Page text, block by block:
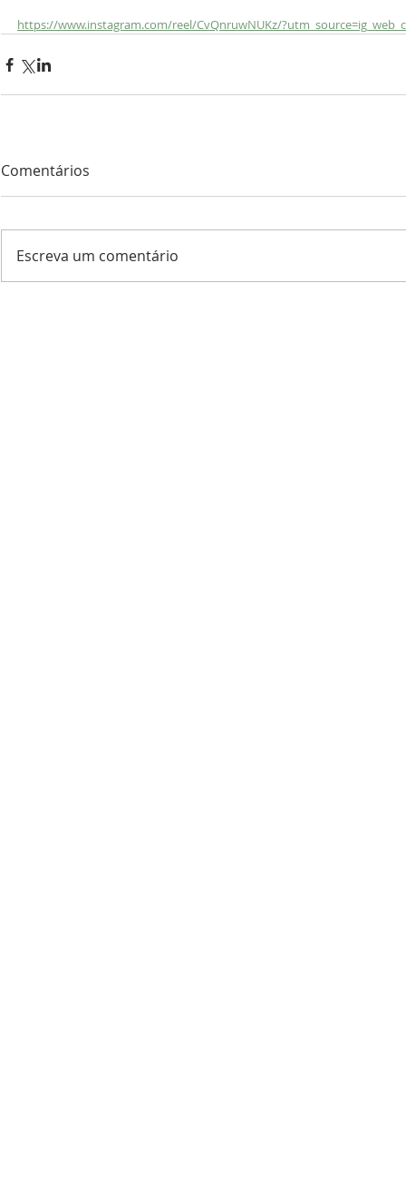
https://www.instagram.com/reel/CvQnruwNUKz/
Comentários
Escreva um comentário